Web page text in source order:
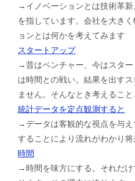
→イノベーションとは技術革
を指しています。会社を大き
ョンとは何かを考えてみます
スタートアップ
→昔はベンチャー、今はスタ
は時間との戦い。結果を出す
ません。そんなとき考えるこ
統計データを定点観測すると
→データは客観的な視点を与
することにより流れがわかり
時間
→時間を味方にする。それだ